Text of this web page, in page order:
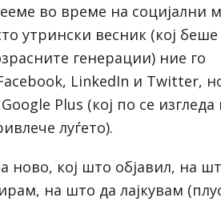
во време на социјални
утрински весник (кој
генерации) ние го
LinkedIn и Twitter,
Plus (кој по се изгледа
луѓето).
ново, кој што објавил, на
на што да лајкувам